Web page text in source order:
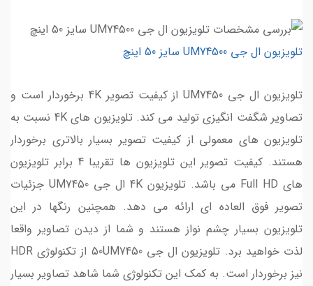
تلویزیون ال جی UM74500 سایز 50 اینچ
تلویزیون ال جی UM7450 از کیفیت تصویر 4K برخوردار است و
تصاویر شگفت انگیزی تولید می کند. تلویزیون های 4K نسبت به
تلویزیون های معمولی از کیفیت تصویر بسیار بالاتری برخوردار
هستند. کیفیت تصویر این تلویزیون ها تقریبا 4 برابر تلویزیون
های Full HD می باشد. تلویزیون 4K ال جی UM7450 جزئیات
تصویر فوق العاده ای ارائه می دهد. همچنین رنگها در این
تلویزیون بسیار چشم نواز هستند و شما از دیدن تصاویر واقعا
لذت خواهید برد. تلویزیون ال جی 50UM7450 از تکنولوژی HDR
نیز برخوردار است. به کمک این تکنولوژی شما شاهد تصاویر بسیار